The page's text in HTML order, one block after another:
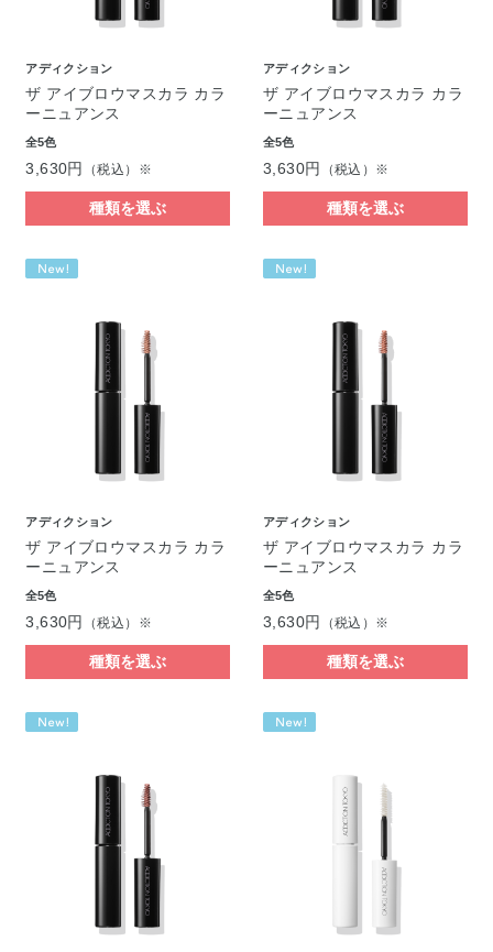
アディクション
ザ アイブロウマスカラ カラ
ーニュアンス
全5色
3,630円 （税込）※
種類を選ぶ
アディクション
ザ アイブロウマスカラ カラ
ーニュアンス
全5色
3,630円 （税込）※
種類を選ぶ
アディクション
ザ アイブロウマスカラ カラ
ーニュアンス
全5色
3,630円 （税込）※
種類を選ぶ
アディクション
ザ アイブロウマスカラ カラ
ーニュアンス
全5色
3,630円 （税込）※
種類を選ぶ